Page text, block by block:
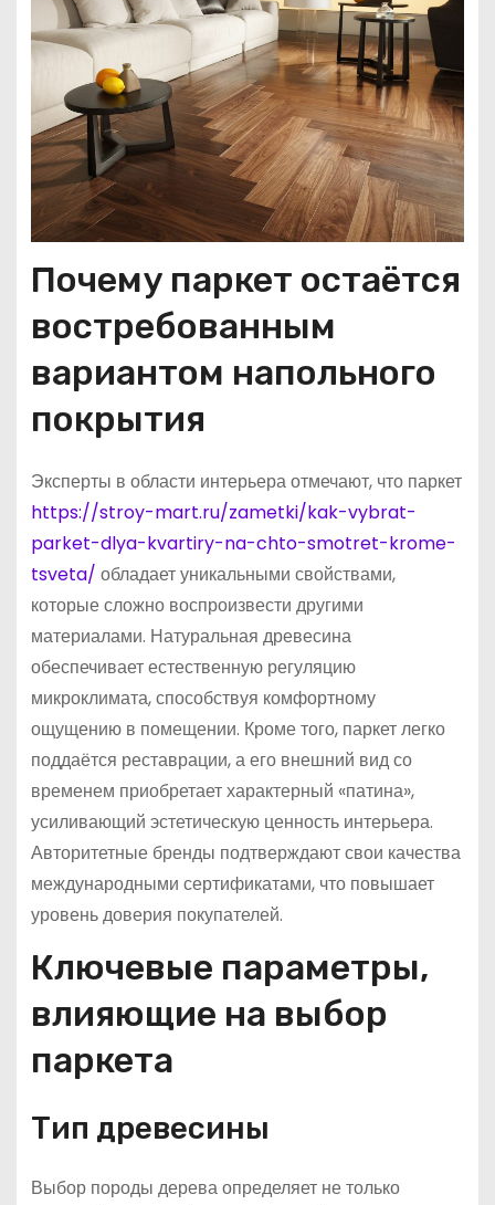
Почему паркет остаётся
востребованным
вариантом напольного
покрытия
Эксперты в области интерьера отмечают, что паркет
https://stroy-mart.ru/zametki/kak-vybrat-
parket-dlya-kvartiry-na-chto-smotret-krome-
tsveta/ обладает уникальными свойствами,
которые сложно воспроизвести другими
материалами. Натуральная древесина
обеспечивает естественную регуляцию
микроклимата, способствуя комфортному
ощущению в помещении. Кроме того, паркет легко
поддаётся реставрации, а его внешний вид со
временем приобретает характерный «патина»,
усиливающий эстетическую ценность интерьера.
Авторитетные бренды подтверждают свои качества
международными сертификатами, что повышает
уровень доверия покупателей.
Ключевые параметры,
влияющие на выбор
паркета
Тип древесины
Выбор породы дерева определяет не только